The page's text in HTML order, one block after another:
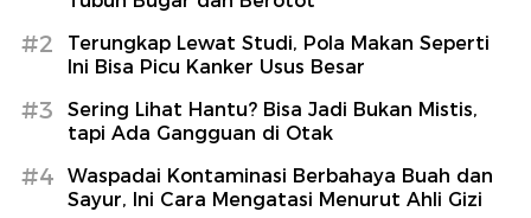
#2
Terungkap Lewat Studi, Pola Makan Seperti
Ini Bisa Picu Kanker Usus Besar
#3
Sering Lihat Hantu? Bisa Jadi Bukan Mistis,
tapi Ada Gangguan di Otak
#4
Waspadai Kontaminasi Berbahaya Buah dan
Sayur, Ini Cara Mengatasi Menurut Ahli Gizi